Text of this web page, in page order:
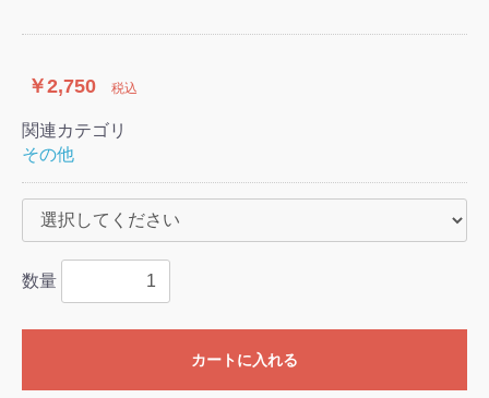
￥2,750 税込
関連カテゴリ
その他
数量
カートに入れる